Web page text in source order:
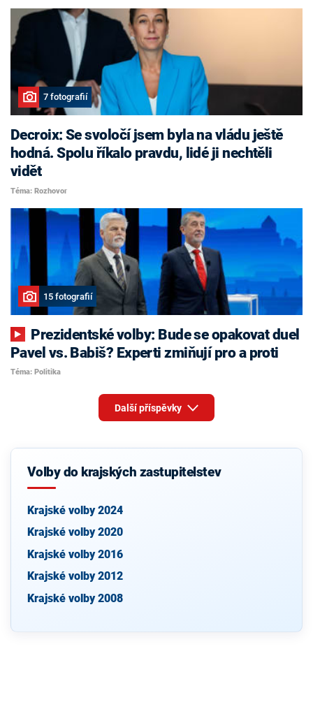
7 fotografií
Decroix: Se svoločí jsem byla na vládu ještě
hodná. Spolu říkalo pravdu, lidé ji nechtěli
vidět
Téma: Rozhovor
15 fotografií
Pavel vs. Babiš? Experti zmiňují pro a proti
Téma: Politika
Další příspěvky
Volby do krajských zastupitelstev
Krajské volby 2024
Krajské volby 2020
Krajské volby 2016
Krajské volby 2012
Krajské volby 2008